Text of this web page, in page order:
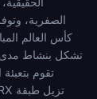
الصفرية،
كأس العالم
تشكل بنشاط
تقوم